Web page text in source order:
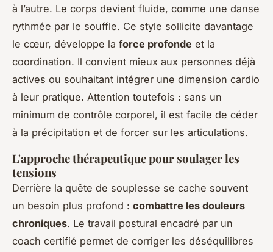
à l’autre. Le corps devient fluide, comme une danse
rythmée par le souffle. Ce style sollicite davantage
le cœur, développe la force profonde et la
coordination. Il convient mieux aux personnes déjà
actives ou souhaitant intégrer une dimension cardio
à leur pratique. Attention toutefois : sans un
minimum de contrôle corporel, il est facile de céder
à la précipitation et de forcer sur les articulations.
L'approche thérapeutique pour soulager les
tensions
Derrière la quête de souplesse se cache souvent
un besoin plus profond : combattre les douleurs
chroniques. Le travail postural encadré par un
coach certifié permet de corriger les déséquilibres